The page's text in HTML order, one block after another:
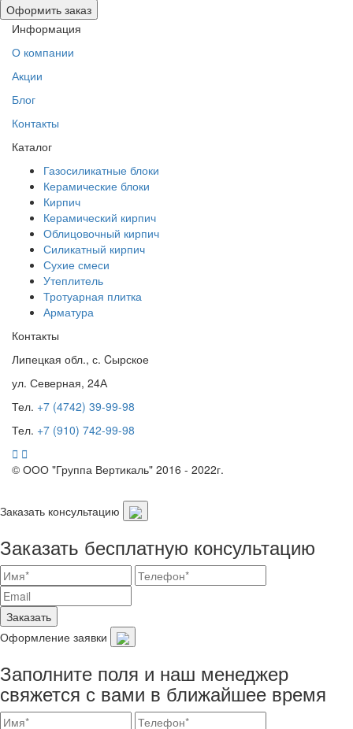
Оформить заказ
Информация
О компании
Акции
Блог
Контакты
Каталог
Газосиликатные блоки
Керамические блоки
Кирпич
Керамический кирпич
Облицовочный кирпич
Силикатный кирпич
Сухие смеси
Утеплитель
Тротуарная плитка
Арматура
Контакты
Липецкая обл., с. Cырское
ул. Северная, 24А
Тел. +7 (4742) 39-99-98
Тел. +7 (910) 742-99-98
© ООО "Группа Вертикаль" 2016 - 2022г.
Заказать консультацию
Заказать бесплатную консультацию
Заказать
Оформление заявки
Заполните поля и наш менеджер
свяжется с вами в ближайшее время